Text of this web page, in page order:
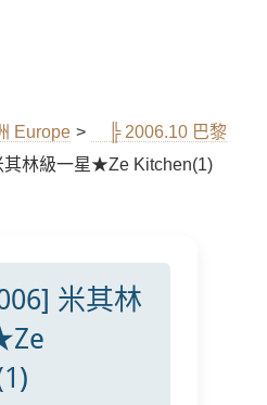
Europe >
╠ 2006.10 巴黎
其林級一星★Ze Kitchen(1)
米其林